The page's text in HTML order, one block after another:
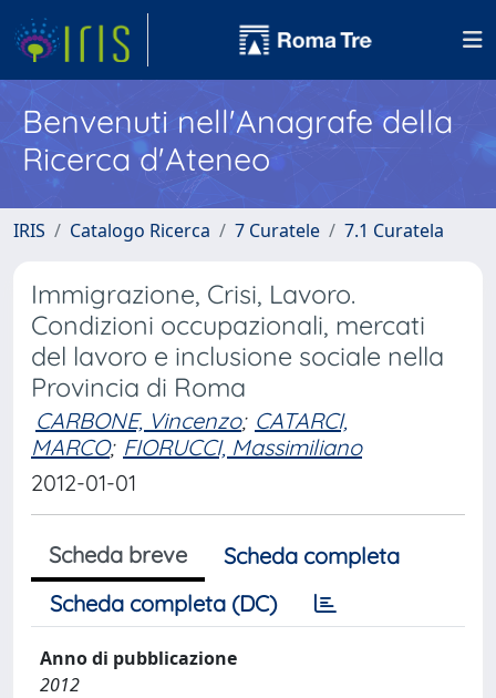
Benvenuti nell'Anagrafe della
Ricerca d'Ateneo
IRIS Catalogo Ricerca 7 Curatele 7.1 Curatela
Immigrazione, Crisi, Lavoro.
Condizioni occupazionali, mercati
del lavoro e inclusione sociale nella
Provincia di Roma
CARBONE, Vincenzo; CATARCI,
MARCO; FIORUCCI, Massimiliano
2012-01-01
Scheda breve
Scheda completa
Scheda completa (DC)
Anno di pubblicazione
2012